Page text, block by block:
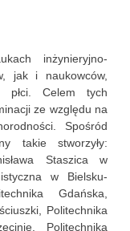
inżynieryjno-
jak i naukowców,
płci. Celem tych
ze względu na
Spośród
takie stworzyły:
Staszica w
w Bielsku-
Gdańska,
Politechnika
Politechnika